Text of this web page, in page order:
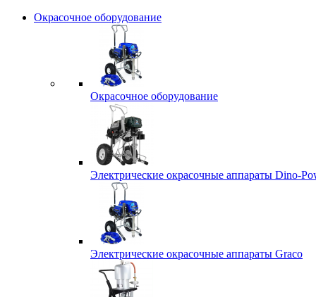
Окрасочное оборудование
Окрасочное оборудование
Электрические окрасочные аппараты Dino-
Электрические окрасочные аппараты Graco